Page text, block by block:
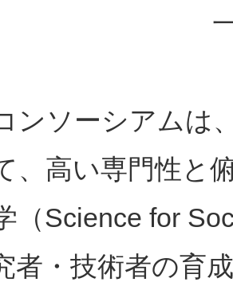
ンソーシアムは
、高い専門性と
（Science for
者・技術者の育